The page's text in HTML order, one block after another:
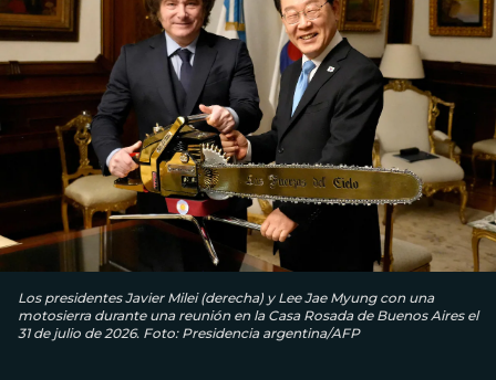
Los presidentes Javier Milei (derecha) y Lee Jae Myung con una
motosierra durante una reunión en la Casa Rosada de Buenos Aires el
31 de julio de 2026. Foto: Presidencia argentina/AFP